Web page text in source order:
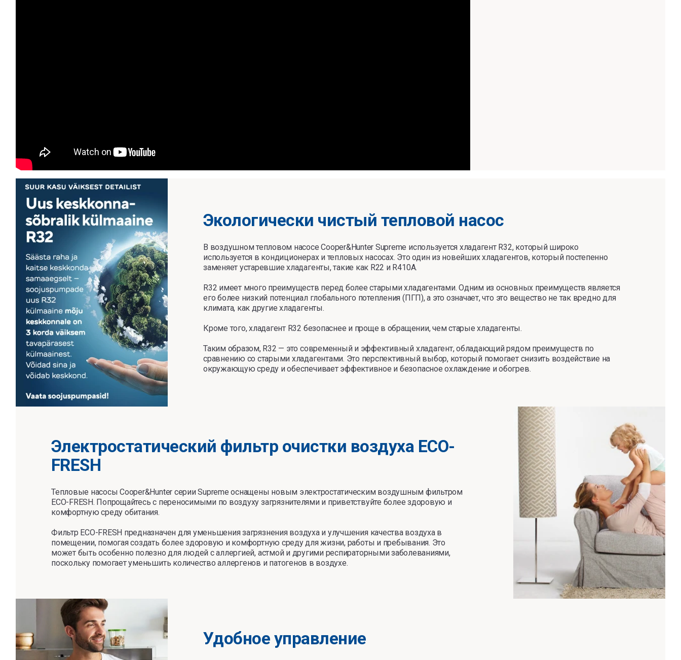
Экологически чистый тепловой насос
В воздушном тепловом насосе Cooper&Hunter Supreme используется хладагент R32, который широко
используется в кондиционерах и тепловых насосах. Это один из новейших хладагентов, который постепенно
заменяет устаревшие хладагенты, такие как R22 и R410A.
R32 имеет много преимуществ перед более старыми хладагентами. Одним из основных преимуществ является
его более низкий потенциал глобального потепления (ПГП), а это означает, что это вещество не так вредно для
климата, как другие хладагенты.
Кроме того, хладагент R32 безопаснее и проще в обращении, чем старые хладагенты.
Таким образом, R32 — это современный и эффективный хладагент, обладающий рядом преимуществ по
сравнению со старыми хладагентами. Это перспективный выбор, который помогает снизить воздействие на
окружающую среду и обеспечивает эффективное и безопасное охлаждение и обогрев.
Электростатический фильтр очистки воздуха ECO-
FRESH
Тепловые насосы Cooper&Hunter серии Supreme оснащены новым электростатическим воздушным фильтром
ECO-FRESH. Попрощайтесь с переносимыми по воздуху загрязнителями и приветствуйте более здоровую и
комфортную среду обитания.
Фильтр ECO-FRESH предназначен для уменьшения загрязнения воздуха и улучшения качества воздуха в
помещении, помогая создать более здоровую и комфортную среду для жизни, работы и пребывания. Это
может быть особенно полезно для людей с аллергией, астмой и другими респираторными заболеваниями,
поскольку помогает уменьшить количество аллергенов и патогенов в воздухе.
Удобное управление